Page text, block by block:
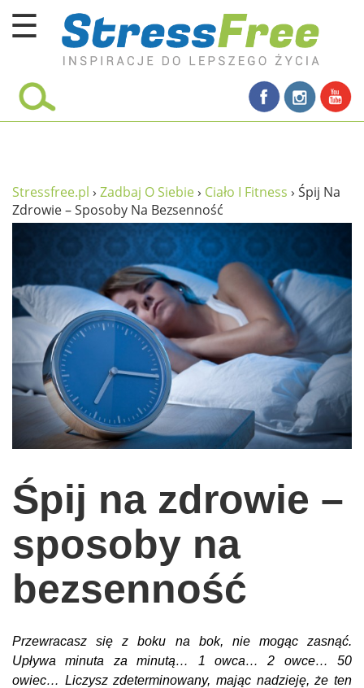
☰
Kursy online
umysł
proste życie
filozofia życia
wolność od stresu
miłość i rodzina
w rodzinie
wychowanie dzieci
edukacja
zabawy dla dzieci
Odżywianie
Inspiracje
podróże
zrób to sam
kuchnia
praca
Stressfree.pl › Zadbaj O Siebie› Ciało I Fitness › Śpij Na
Zdrowie – Sposoby Na Bezsenność
Śpij na zdrowie –
sposoby na
bezsenność
Przewracasz się z boku na bok, nie mogąc zasnąć.
Upływa minuta za minutą… 1 owca… 2 owce… 50
owiec… Liczysz zdeterminowany, mając nadzieję, że ten